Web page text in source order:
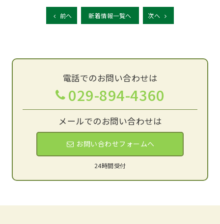
前へ 新着情報一覧へ 次へ
電話でのお問い合わせは
029-894-4360
メールでのお問い合わせは
お問い合わせフォームへ
24時間受付